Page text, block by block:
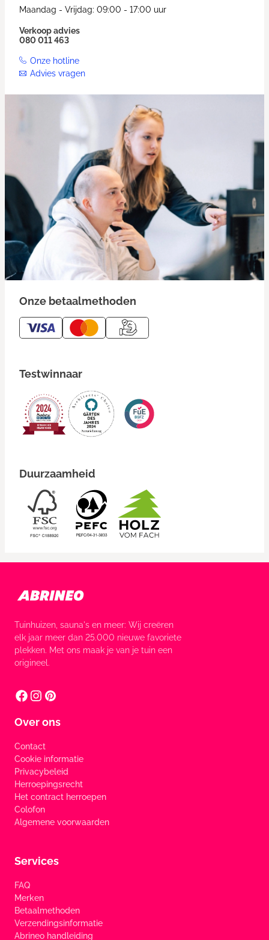
Maandag - Vrijdag: 09:00 - 17:00 uur
Verkoop advies
080 011 463
Onze hotline
Advies vragen
Onze betaalmethoden
Testwinnaar
Duurzaamheid
Tuinhuizen, sauna's en meer: Wij creëren
elk jaar meer dan 25.000 nieuwe favoriete
plekken. Met ons maak je van je tuin een
origineel.
Over ons
Contact
Cookie informatie
Privacybeleid
Herroepingsrecht
Het contract herroepen
Colofon
Algemene voorwaarden
Services
FAQ
Merken
Betaalmethoden
Verzendingsinformatie
Abrineo handleiding